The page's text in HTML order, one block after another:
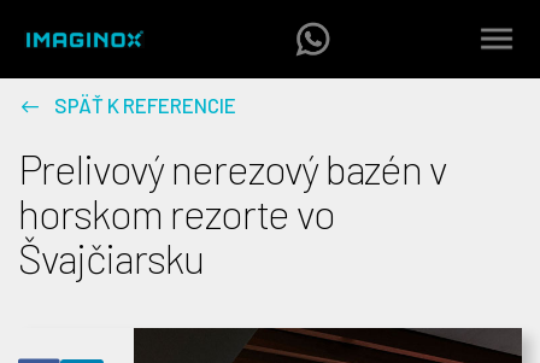
SPÄŤ K REFERENCIE
Prelivový nerezový bazén v
horskom rezorte vo
Švajčiarsku